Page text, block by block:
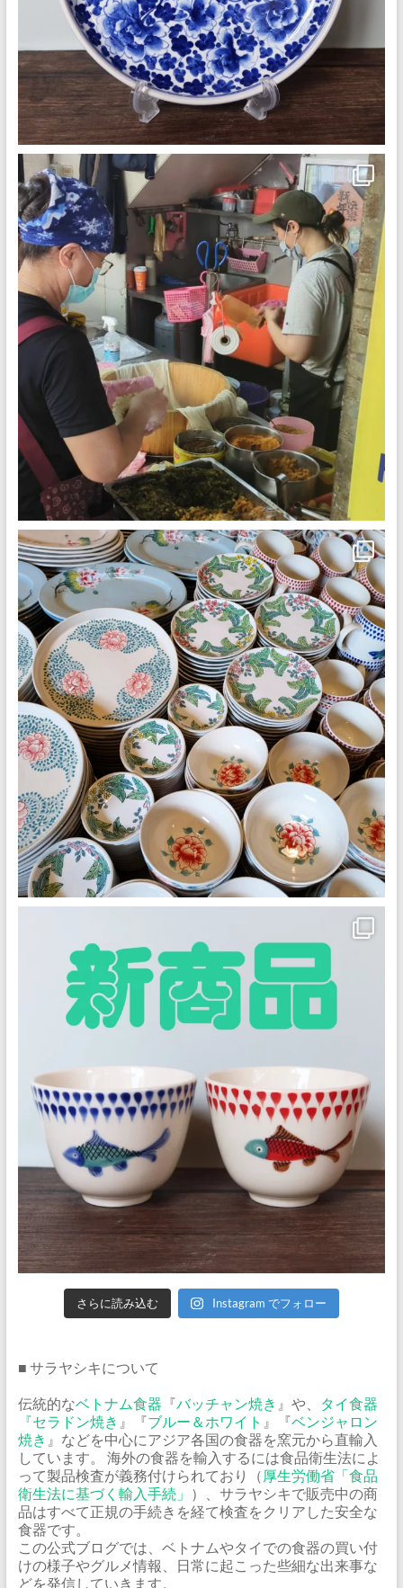
さらに読み込む Instagram でフォロー
■ サラヤシキについて
伝統的なベトナム食器 『バッチャン焼き 』や、
タイ食器
『セラドン焼き 』『ブルー＆ホワイト 』『ベンジャロン
焼き 』などを中心にアジア各国の食器を窯元から直輸入
しています。 海外の食器を輸入するには食品衛生法によ
って製品検査が義務付けられており（ 厚生労働省「食品
衛生法に基づく輸入手続」 ）、サラヤシキで販売中の商
品はすべて正規の手続きを経て検査をクリアした安全な
食器です。
この公式ブログでは、ベトナムやタイでの食器の買い付
けの様子やグルメ情報、日常に起こった些細な出来事な
どを発信していきます。